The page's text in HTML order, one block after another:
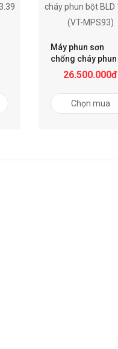
Máy phun sơn
chống cháy phun
bột BLD 1095 (VT-
26.500.000đ
Chọn mua